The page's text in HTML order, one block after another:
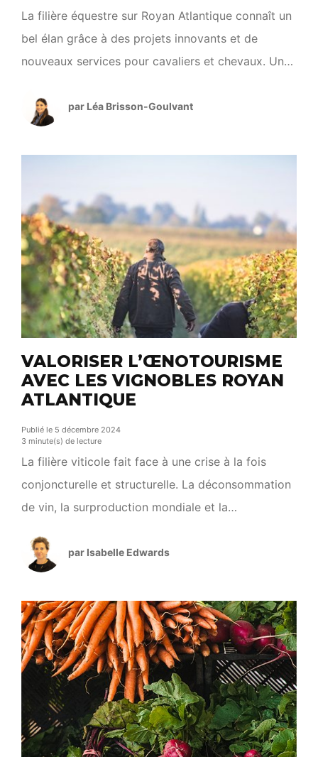
La filière équestre sur Royan Atlantique connaît un
bel élan grâce à des projets innovants et de
nouveaux services pour cavaliers et chevaux. Une
clinique EquiTom, dédié au bien-être des chevaux,
suscite l’enthousiasme. Ce projet s’inscrit dans une
démarche de développement structurant pour le
par Léa Brisson-Goulvant
VALORISER L’ŒNOTOURISME
AVEC LES VIGNOBLES ROYAN
ATLANTIQUE
Publié le 5 décembre 2024
3 minute(s) de lecture
La filière viticole fait face à une crise à la fois
conjoncturelle et structurelle. La déconsommation
de vin, la surproduction mondiale et la
complexe. L’œnotourisme apparaît comme une
solution prometteuse pour répondre à ces défis.
Cette pratique, en phase avec la demande de
découverte et d’authenticité, valorise non
seulement […]
par Isabelle Edwards